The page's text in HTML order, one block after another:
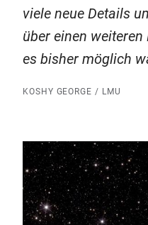
viele neue Details
über einen
es bisher möglich
KOSHY GEORGE / LMU